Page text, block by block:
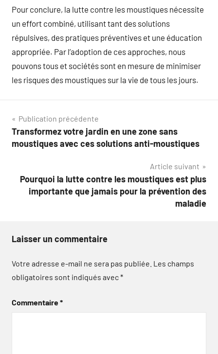
Pour conclure, la lutte contre les moustiques nécessite
un effort combiné, utilisant tant des solutions
répulsives, des pratiques préventives et une éducation
appropriée. Par l’adoption de ces approches, nous
pouvons tous et sociétés sont en mesure de minimiser
les risques des moustiques sur la vie de tous les jours.
Navigation
de
Publication précédente
Transformez votre jardin en une zone sans
moustiques avec ces solutions anti-moustiques
Article suivant
Pourquoi la lutte contre les moustiques est plus
importante que jamais pour la prévention des
maladie
Laisser un commentaire
Votre adresse e-mail ne sera pas publiée. Les champs
obligatoires sont indiqués avec*
Commentaire*